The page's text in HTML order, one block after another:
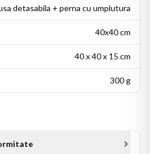
pachet, gata de folosit imediat
care asigura culori vii si
Imprimarea prin
Dimensiuni: 40x40 cm.
detasabila + perna cu umplutura
40x40 cm
40 x 40 x 15 cm
300 g